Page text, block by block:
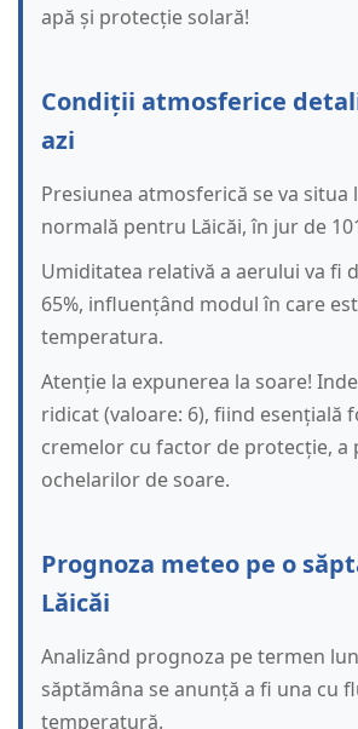
apă și protecție solară!
Condiții atmosferice
azi
Presiunea atmosferică se va situa
normală pentru Lăicăi, în jur de
Umiditatea relativă a aerului va fi
65%, influențând modul în care
temperatura.
Atenție la expunerea la soare!
ridicat (valoare: 6), fiind esențială
cremelor cu factor de protecție, a
ochelarilor de soare.
Prognoza meteo pe o
Lăicăi
Analizând prognoza pe termen
săptămâna se anunță a fi una cu
temperatură.